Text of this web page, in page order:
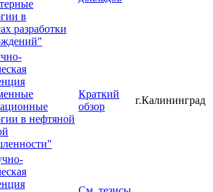
в
разработки
в нефтяной
Краткий
обзор
г.Калининград